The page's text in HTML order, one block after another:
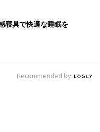
寝具で快適な睡眠を
Recommended by